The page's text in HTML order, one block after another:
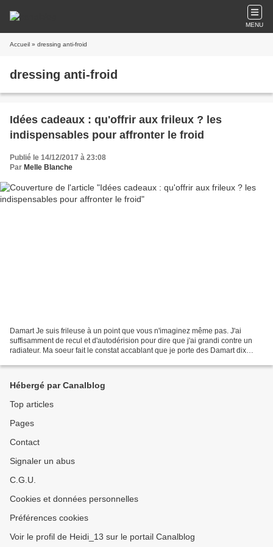
MENU
Accueil » dressing anti-froid
dressing anti-froid
Idées cadeaux : qu'offrir aux frileux ? les
indispensables pour affronter le froid
Publié le 14/12/2017 à 23:08
Par Melle Blanche
Damart Je suis frileuse à un point que vous n'imaginez même pas. J'ai
suffisamment de recul et d'autodérision pour dire que j'ai grandi contre un
radiateur. Ma soeur fait le constat accablant que je porte des Damart dix
Hébergé par Canalblog
Top articles
Pages
Contact
Signaler un abus
C.G.U.
Cookies et données personnelles
Préférences cookies
Voir le profil de Heidi_13 sur le portail Canalblog